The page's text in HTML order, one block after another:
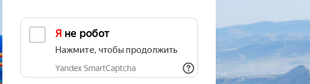
Я не робот
Нажмите, чтобы продолжить
Yandex SmartCaptcha